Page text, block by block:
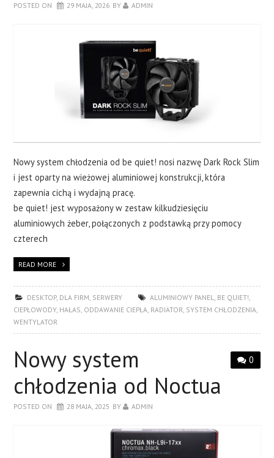
POSTED ON 29 MAJA, 2026 BY ADMIN
Nowy system chłodzenia od be quiet! nosi nazwę Dark Rock Slim
i jest oparty na wieżowej aluminiowej konstrukcji, która
zapewnia cichą i wydajną pracę.
be quiet! jest wyposażony w zestaw kilkudziesięciu
aluminiowych żeber, połączonych z podstawką przy pomocy
czterech
READ MORE
DESKTOP, DLA FIRM SERWERY ALUMINIOWY PANEL BE QUIET!
CIEPŁOWODY, HAŁAS ODDAWANIE CIEPŁA RADIATOR SYSTEM CHŁODZENIA
WENTYLATOR
0
Nowy system
chłodzenia od Noctua
POSTED ON 28 MAJA, 2025 BY ADMIN